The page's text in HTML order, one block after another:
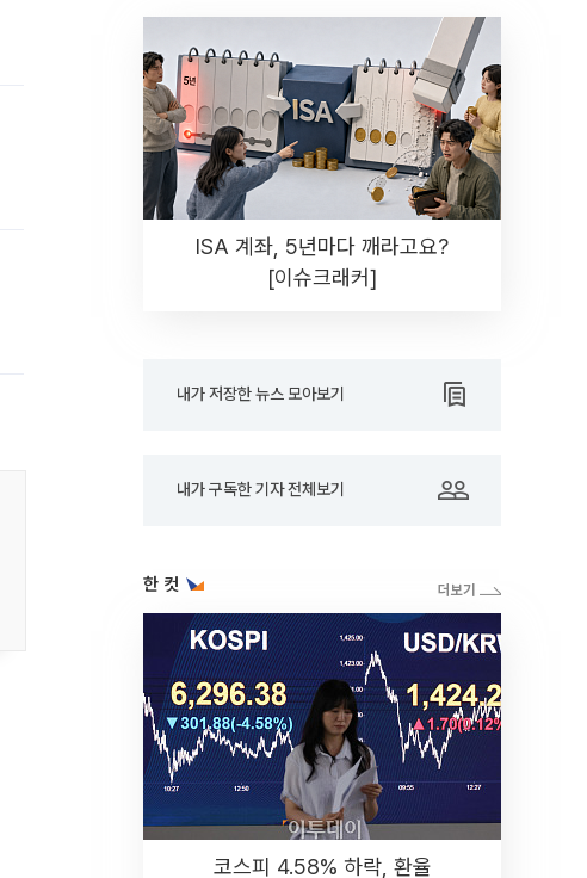
ISA 계좌, 5년마다 깨라고요?
[이슈크래커]
내가 저장한 뉴스 모아보기
내가 구독한 기자 전체보기
한 컷
코스피 4.58% 하락, 환율